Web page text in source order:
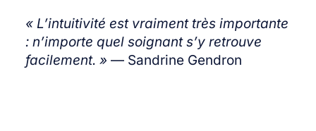
« L’intuitivité est vraiment très importante
: n’importe quel soignant s’y retrouve
facilement. » — Sandrine Gendron